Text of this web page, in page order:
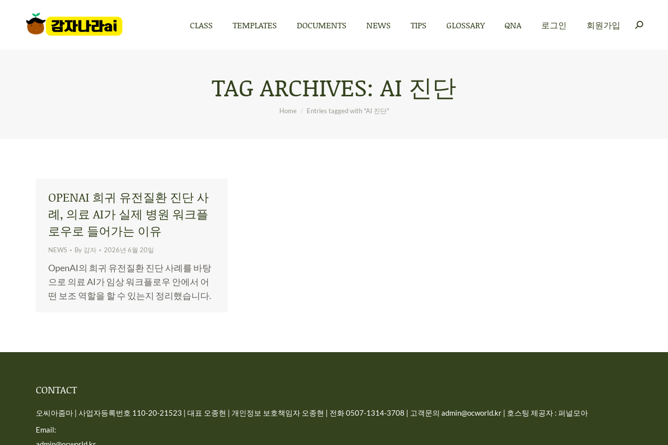
CLASS TEMPLATES DOCUMENTS NEWS TIPS GLOSSARY QNA 로그인 회원가입
TAG ARCHIVES:AI 진단
You are here:
Home Entries tagged with "AI 진단"
OPENAI 희귀 유전질환 진단 사
례, 의료 AI가 실제 병원 워크플
로우로 들어가는 이유
NEWS By 감자 2026년 6월 20일
OpenAI의 희귀 유전질환 진단 사례를 바탕
으로 의료 AI가 임상 워크플로우 안에서 어
떤 보조 역할을 할 수 있는지 정리했습니다.
CONTACT
오씨아줌마 | 사업자등록번호 110-20-21523 | 대표 오종현 | 개인정보 보호책임자 오종현 | 전화 0507-1314-3708 | 고객문의 admin@ocworld.kr | 호스팅 제공자 : 퍼널모아
Email:
로그인 회원가입